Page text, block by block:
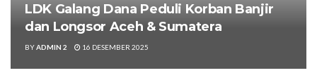
LDK Galang Dana Peduli Korban Banjir
dan Longsor Aceh & Sumatera
BYADMIN 2 16 DESEMBER 2025